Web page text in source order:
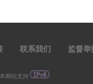
联系我们
监督举
网站支持